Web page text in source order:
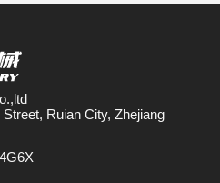
Ruian City, Zhejiang